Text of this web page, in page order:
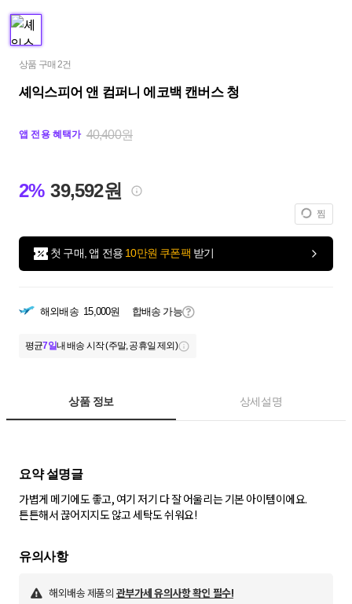
상품 구매 2건
셰익스피어 앤 컴퍼니 에코백 캔버스 청
앱 전용 혜택가 40,400원
2% 39,592원
찜
첫 구매, 앱 전용 10만원 쿠폰팩 받기
해외배송 15,000원 합배송 가능
평균7일내 배송 시작 (주말, 공휴일 제외)
상품 정보 상세설명
요약 설명글
가볍게 메기에도 좋고, 여기 저기 다 잘 어울리는 기본 아이템이에요.
튼튼해서 끊어지지도 않고 세탁도 쉬워요!
유의사항
해외배송 제품의 관부가세 유의사항 확인 필수!